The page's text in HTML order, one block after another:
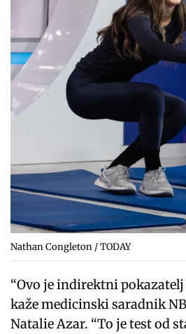
Nathan Congleton / TODAY
“Ovo je indirektni pokazatelj
kaže medicinski saradnik
Natalie Azar. “To je test od